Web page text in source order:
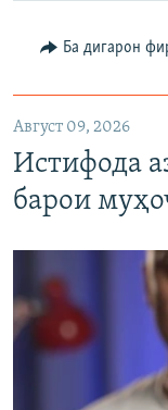
Ба дигарон
Август 09, 2026
Истифода
барои